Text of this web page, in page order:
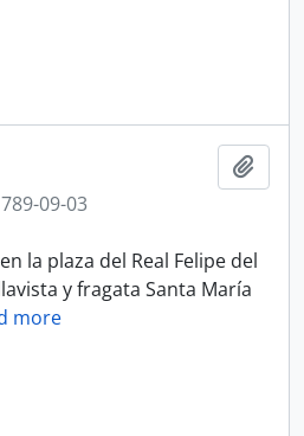
09-03
la plaza del Real Felipe del
y fragata Santa María
more